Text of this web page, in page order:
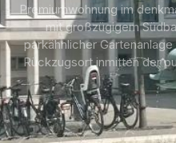
Premiumwohnung im
mit großzügigem
parkähnlicher
Rückzugsort inmitten der